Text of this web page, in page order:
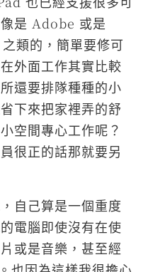
是 Adobe 或是
的，簡單要修可
外面工作其實比較
還要排隊種種的小
下來把家裡弄的舒
空間專心工作呢？
很正的話那就要另
自己算是一個重度
電腦即使沒有在使
或是音樂，甚至經